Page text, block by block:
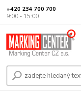
+420 234 700 700
9:00 - 15:00